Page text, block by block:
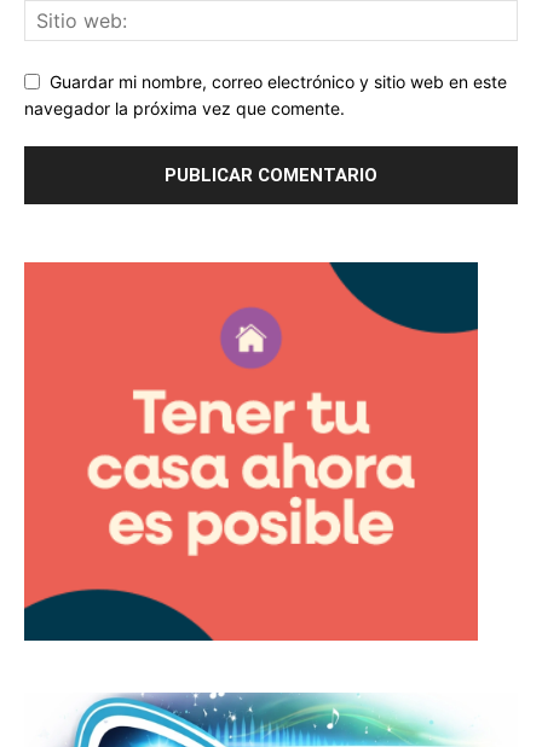
Guardar mi nombre, correo electrónico y sitio web en este
navegador la próxima vez que comente.